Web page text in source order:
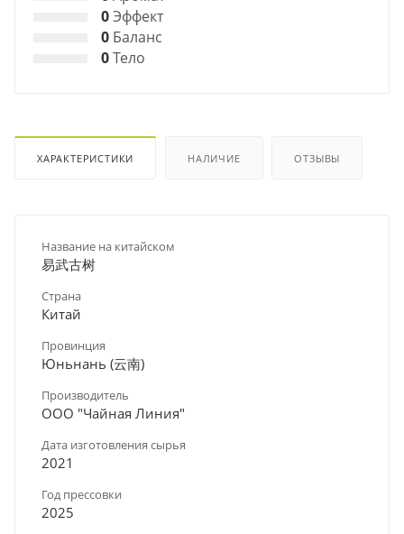
0Эффект
0 Баланс
0Тело
ХАРАКТЕРИСТИКИ НАЛИЧИЕ ОТЗЫВЫ
Название на китайском
易武古树
Страна
Китай
Провинция
Юньнань (云南)
Производитель
ООО "Чайная Линия"
Дата изготовления сырья
2021
Год прессовки
2025